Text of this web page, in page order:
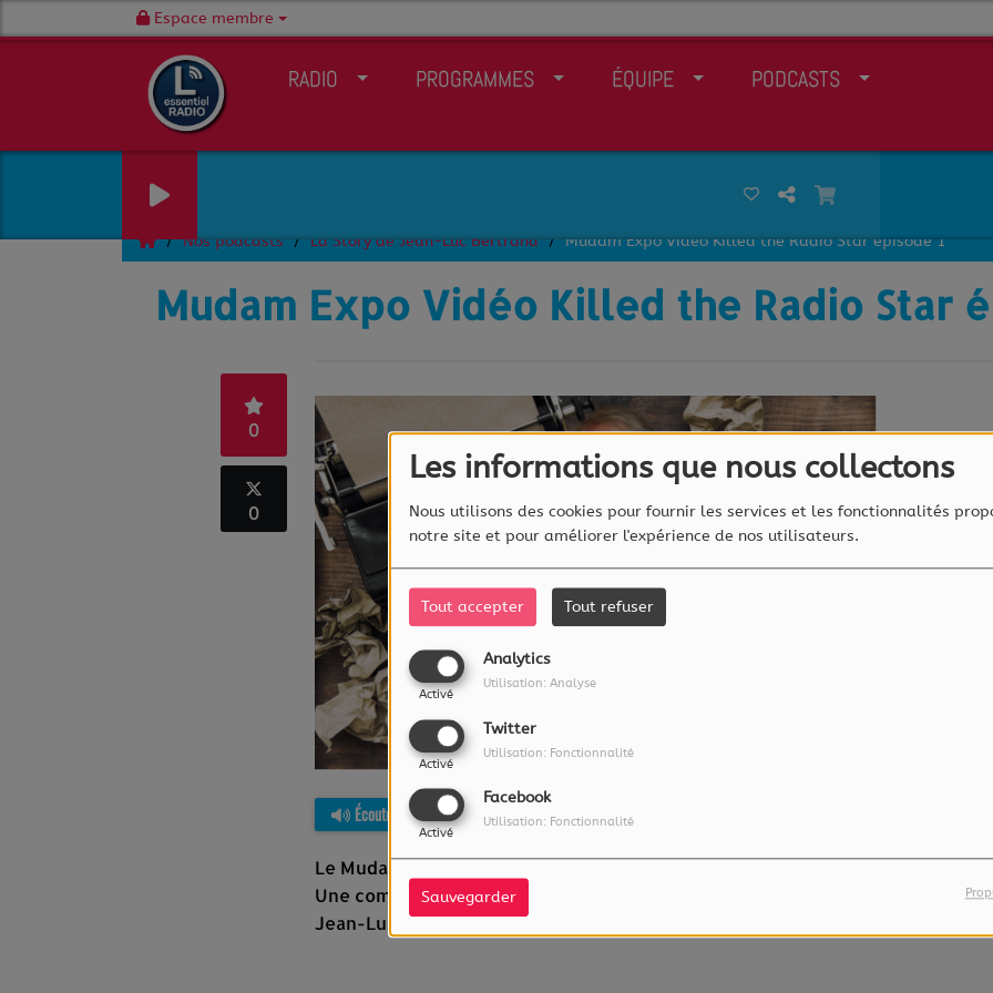
Les informations que nous collectons
Nous utilisons des cookies pour fournir les services et les fonctionnalités
notre site et pour améliorer l'expérience de nos utilisateurs.
Tout accepter Tout refuser
Analytics
Activé
Utilisation: Analyse
Twitter
Activé
Utilisation: Fonctionnalité
Facebook
Activé
Utilisation: Fonctionnalité
Sauvegarder
Espace membre
RADIO PROGRAMMES ÉQUIPE PODCASTS
Nos podcasts La Story de Jean-Luc Bertrand Mudam Expo Vidéo Killed the Radio Star épisode 1
Mudam Expo Vidéo Killed the Radio Star
0
0
Écouter le podcast
Le Mudam organise l'exposition «Video Killed the Radio Star».
Une commissaire est cette semaine l'invitée de «La Story» de
Jean-Luc Bertrand